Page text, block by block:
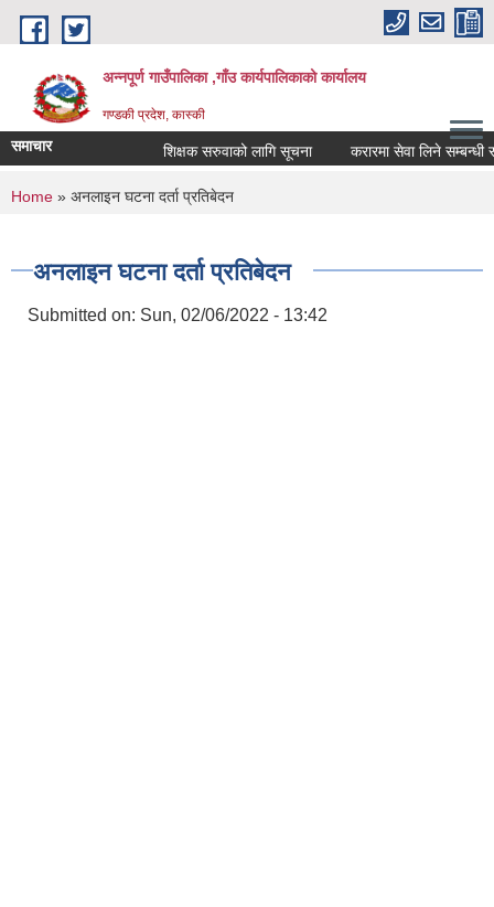
Skip to main content
अन्नपूर्ण गाउँपालिका ,गाँउ कार्यपालिकाको कार्यालय
गण्डकी प्रदेश, कास्की
समाचार शिक्षक सरुवाको लागि सूचना करारमा सेवा लिने सम्बन्धी
You are here
Home » अनलाइन घटना दर्ता प्रतिबेदन
अनलाइन घटना दर्ता प्रतिबेदन
Submitted on: Sun, 02/06/2022 - 13:42